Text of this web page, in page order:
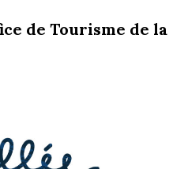
de Tourisme de la